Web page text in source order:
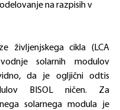
na razpisih v
življenjskega cikla (LCA
solarnih modulov
da je ogljični odtis
BISOL ničen. Za
solarnega modula je